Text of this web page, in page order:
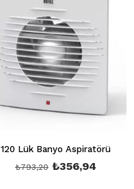
120 Lük Banyo Aspiratörü
₺356,94
₺793,20